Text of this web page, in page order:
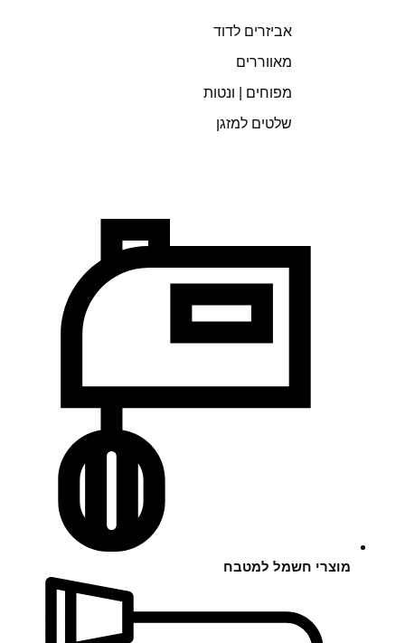
אביזרים לדוד
מאווררים
מפוחים | ונטות
שלטים למזגן
מוצרי חשמל למטבח